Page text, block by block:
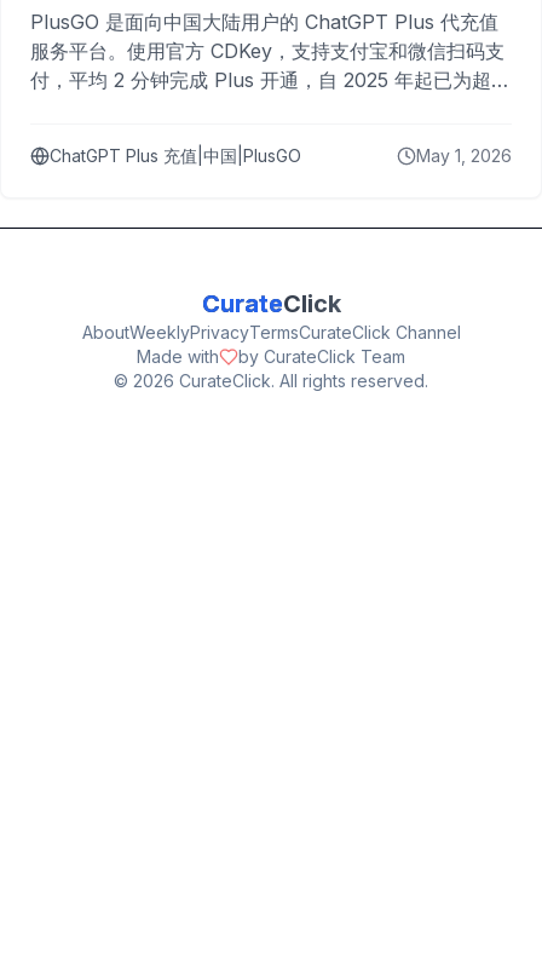
PlusGO 是面向中国大陆用户的 ChatGPT Plus 代充值
服务平台。使用官方 CDKey，支持支付宝和微信扫码支
付，平均 2 分钟完成 Plus 开通，自 2025 年起已为超过
ChatGPT Plus 充值|中国|PlusGO May 1, 2026
CurateClick
AboutWeeklyPrivacyTermsCurateClick Channel
Made with
by CurateClick Team
© 2026 CurateClick. All rights reserved.